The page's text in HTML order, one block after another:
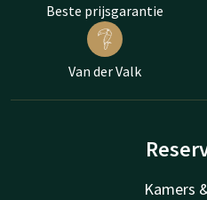
Beste prijsgarantie
Van der Valk
Kamers